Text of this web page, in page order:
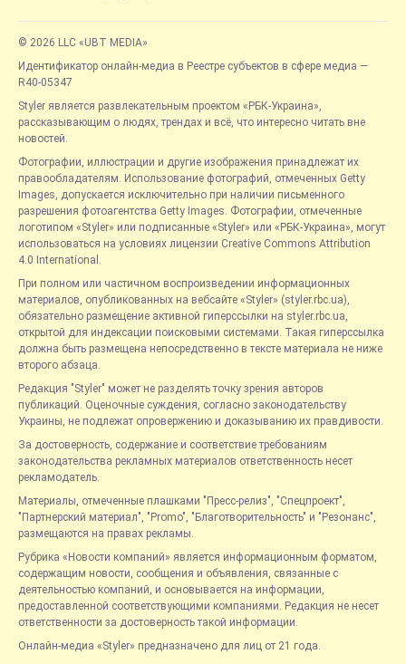
© 2026 LLC «UBT MEDIA»
Идентификатор онлайн-медиа в Реестре субъектов в сфере медиа —
R40-05347
Styler является развлекательным проектом «РБК-Украина»,
рассказывающим о людях, трендах и всё, что интересно читать вне
новостей.
Фотографии, иллюстрации и другие изображения принадлежат их
правообладателям. Использование фотографий, отмеченных Getty
Images, допускается исключительно при наличии письменного
разрешения фотоагентства Getty Images. Фотографии, отмеченные
логотипом «Styler» или подписанные «Styler» или «РБК-Украина», могут
использоваться на условиях лицензии Creative Commons Attribution
4.0 International.
При полном или частичном воспроизведении информационных
материалов, опубликованных на вебсайте «Styler» (styler.rbc.ua),
обязательно размещение активной гиперссылки на styler.rbc.ua,
открытой для индексации поисковыми системами. Такая гиперссылка
должна быть размещена непосредственно в тексте материала не ниже
второго абзаца.
Редакция "Styler" может не разделять точку зрения авторов
публикаций. Оценочные суждения, согласно законодательству
Украины, не подлежат опровержению и доказыванию их правдивости.
За достоверность, содержание и соответствие требованиям
законодательства рекламных материалов ответственность несет
рекламодатель.
Материалы, отмеченные плашками "Пресс-релиз", "Спецпроект",
"Партнерский материал", "Promo", "Благотворительность" и "Резонанс",
размещаются на правах рекламы.
Рубрика «Новости компаний» является информационным форматом,
содержащим новости, сообщения и объявления, связанные с
деятельностью компаний, и основывается на информации,
предоставленной соответствующими компаниями. Редакция не несет
ответственности за достоверность такой информации.
Онлайн-медиа «Styler» предназначено для лиц от 21 года.